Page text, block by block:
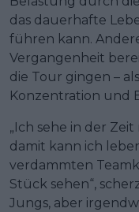
das dauerhafte
führen kann.
Vergangenheit
die Tour gingen –
Konzentration und
„Ich sehe in der
damit kann ich
verdammten
Stück sehen“,
Jungs, aber